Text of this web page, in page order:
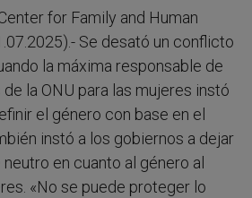
for Family and Human
Se desató un conflicto
la máxima responsable de
la ONU para las mujeres instó
el género con base en el
instó a los gobiernos a dejar
en cuanto al género al
«No se puede proteger lo